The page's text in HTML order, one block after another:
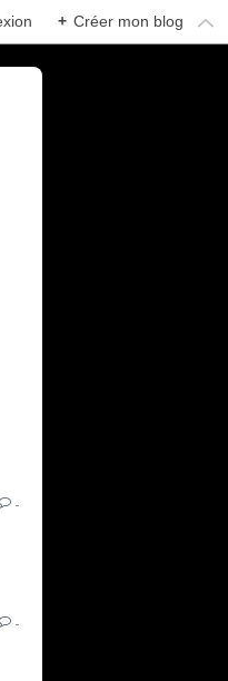
+ Créer mon blog